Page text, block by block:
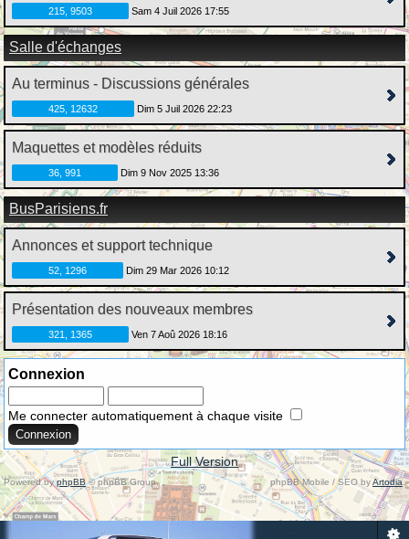
215, 9503 Sam 4 Juil 2026 17:55
Salle d'échanges
Au terminus - Discussions générales
425, 12632 Dim 5 Juil 2026 22:23
Maquettes et modèles réduits
36, 991 Dim 9 Nov 2025 13:36
BusParisiens.fr
Annonces et support technique
52, 1296 Dim 29 Mar 2026 10:12
Présentation des nouveaux membres
321, 1365 Ven 7 Aoû 2026 18:16
Connexion
Me connecter automatiquement à chaque visite
Full Version
Powered byphpBB© phpBB Group. phpBB Mobile / SEO byArtodia .